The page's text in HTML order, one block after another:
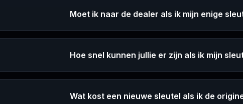
Moet ik naar de dealer als ik mijn enige
Hoe snel kunnen jullie er zijn als ik mijn
Wat kost een nieuwe sleutel als ik de